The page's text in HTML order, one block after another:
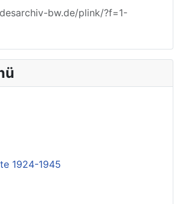
bw.de/plink/?f=1-
1924-1945